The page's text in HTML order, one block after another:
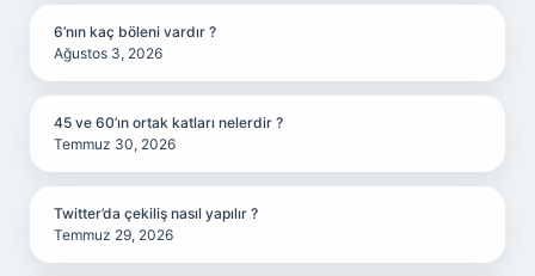
6’nın kaç böleni vardır ?
Ağustos 3, 2026
45 ve 60’ın ortak katları nelerdir ?
Temmuz 30, 2026
Twitter’da çekiliş nasıl yapılır ?
Temmuz 29, 2026